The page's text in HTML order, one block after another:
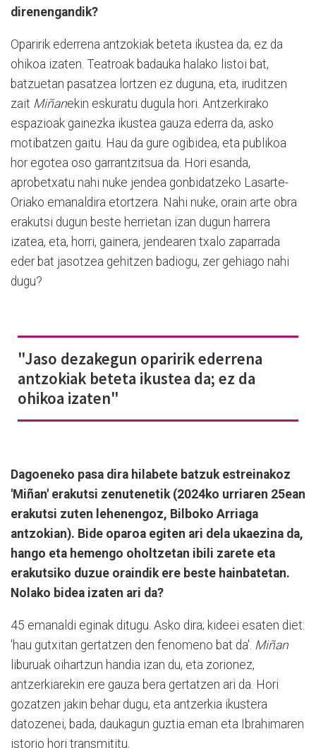
direnengandik?
Oparirik ederrena antzokiak beteta ikustea da; ez da
ohikoa izaten. Teatroak badauka halako listoi bat,
batzuetan pasatzea lortzen ez duguna, eta, iruditzen
zait Miñanekin eskuratu dugula hori. Antzerkirako
espazioak gainezka ikustea gauza ederra da, asko
motibatzen gaitu. Hau da gure ogibidea, eta publikoa
hor egotea oso garrantzitsua da. Hori esanda,
aprobetxatu nahi nuke jendea gonbidatzeko Lasarte-
Oriako emanaldira etortzera. Nahi nuke, orain arte obra
erakutsi dugun beste herrietan izan dugun harrera
izatea, eta, horri, gainera, jendearen txalo zaparrada
eder bat jasotzea gehitzen badiogu, zer gehiago nahi
dugu?
"Jaso dezakegun oparirik ederrena
antzokiak beteta ikustea da; ez da
ohikoa izaten"
Dagoeneko pasa dira hilabete batzuk estreinakoz
'Miñan' erakutsi zenutenetik (2024ko urriaren 25ean
erakutsi zuten lehenengoz, Bilboko Arriaga
antzokian). Bide oparoa egiten ari dela ukaezina da,
hango eta hemengo oholtzetan ibili zarete eta
erakutsiko duzue oraindik ere beste hainbatetan.
Nolako bidea izaten ari da?
45 emanaldi eginak ditugu. Asko dira; kideei esaten diet:
'hau gutxitan gertatzen den fenomeno bat da'. Miñan
liburuak oihartzun handia izan du, eta zorionez,
antzerkiarekin ere gauza bera gertatzen ari da. Hori
gozatzen jakin behar dugu, eta antzerkia ikustera
datozenei, bada, daukagun guztia eman eta Ibrahimaren
istorio hori transmititu.